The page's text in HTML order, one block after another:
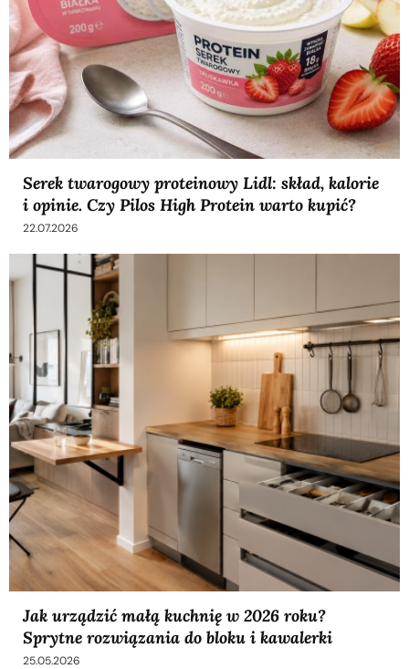
Serek twarogowy proteinowy Lidl: skład, kalorie
i opinie. Czy Pilos High Protein warto kupić?
22.07.2026
Jak urządzić małą kuchnię w 2026 roku?
Sprytne rozwiązania do bloku i kawalerki
25.05.2026